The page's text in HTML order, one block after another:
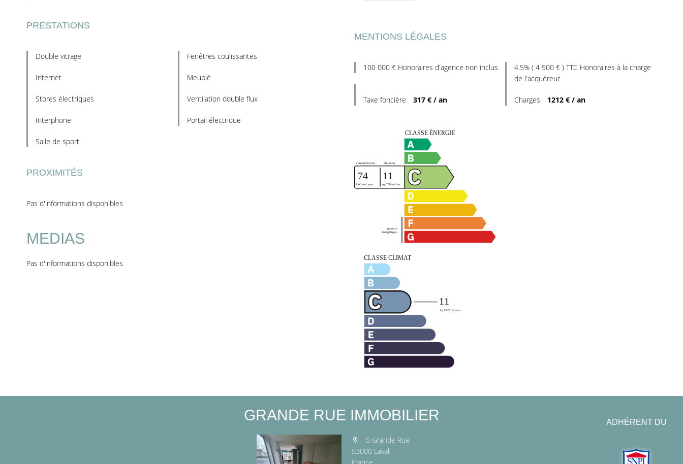
PRESTATIONS
Double vitrage Fenêtres coulissantes
Internet Meublé
Stores électriques Ventilation double flux
Interphone Portail électrique
Salle de sport
PROXIMITÉS
Pas d'informations disponibles
MEDIAS
Pas d'informations disponibles
MENTIONS LÉGALES
100 000 € Honoraires d'agence non inclus
4.5% ( 4 500 € ) TTC Honoraires à la charge
de l'acquéreur
Taxe foncière 317 € / an Charges 1212 € / an
ADHÉRENT DU
GRANDE RUE IMMOBILIER
5 Grande Rue
53000 Laval